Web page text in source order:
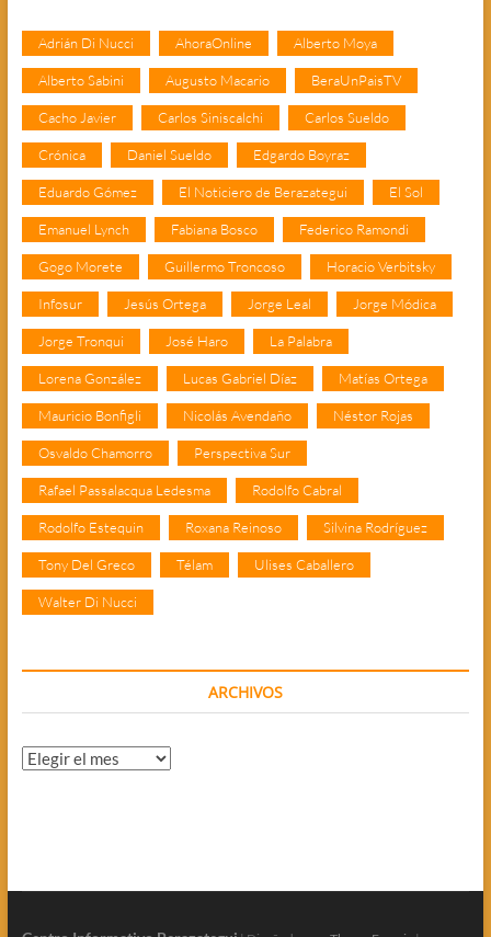
Adrián Di Nucci AhoraOnline Alberto Moya
Alberto Sabini Augusto Macario BeraUnPaisTV
Cacho Javier Carlos Siniscalchi Carlos Sueldo
Crónica Daniel Sueldo Edgardo Boyraz
Eduardo Gómez El Noticiero de Berazategui El Sol
Emanuel Lynch Fabiana Bosco Federico Ramondi
Gogo Morete Guillermo Troncoso Horacio Verbitsky
Infosur Jesús Ortega Jorge Leal Jorge Módica
Jorge Tronqui José Haro La Palabra
Lorena González Lucas Gabriel Díaz Matías Ortega
Mauricio Bonfigli Nicolás Avendaño Néstor Rojas
Osvaldo Chamorro Perspectiva Sur
Rafael Passalacqua Ledesma Rodolfo Cabral
Rodolfo Estequin Roxana Reinoso Silvina Rodríguez
Tony Del Greco Télam Ulises Caballero
Walter Di Nucci
ARCHIVOS
Archivos